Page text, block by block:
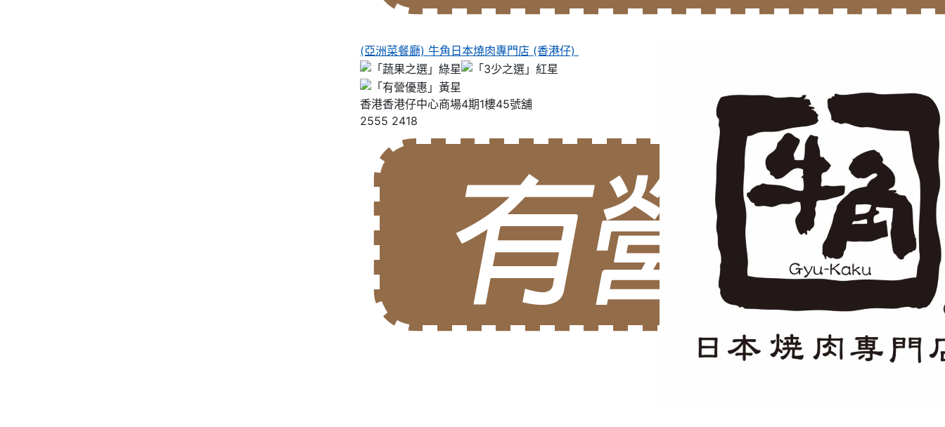
(亞洲菜餐廳) 牛角日本燒肉專門店 (香港仔)
香港香港仔中心商場4期1樓45號舖
2555 2418